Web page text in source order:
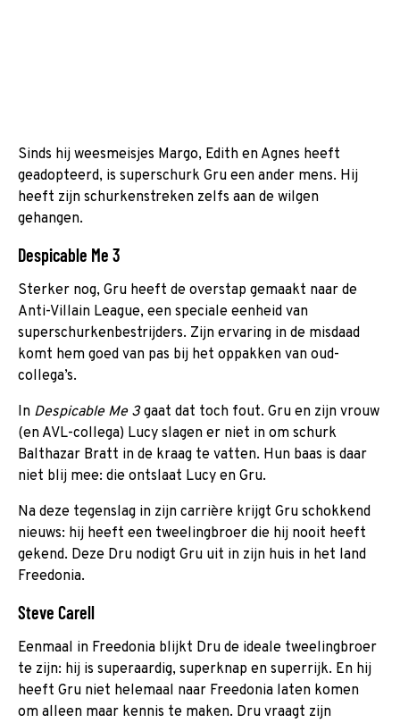
Sinds hij weesmeisjes Margo, Edith en Agnes heeft
geadopteerd, is superschurk Gru een ander mens. Hij
heeft zijn schurkenstreken zelfs aan de wilgen
gehangen.
Despicable Me 3
Sterker nog, Gru heeft de overstap gemaakt naar de
Anti-Villain League, een speciale eenheid van
superschurkenbestrijders. Zijn ervaring in de misdaad
komt hem goed van pas bij het oppakken van oud-
collega’s.
In Despicable Me 3gaat dat toch fout. Gru en zijn vrouw
(en AVL-collega) Lucy slagen er niet in om schurk
Balthazar Bratt in de kraag te vatten. Hun baas is daar
niet blij mee: die ontslaat Lucy en Gru.
Na deze tegenslag in zijn carrière krijgt Gru schokkend
nieuws: hij heeft een tweelingbroer die hij nooit heeft
gekend. Deze Dru nodigt Gru uit in zijn huis in het land
Freedonia.
Steve Carell
Eenmaal in Freedonia blijkt Dru de ideale tweelingbroer
te zijn: hij is superaardig, superknap en superrijk. En hij
heeft Gru niet helemaal naar Freedonia laten komen
om alleen maar kennis te maken. Dru vraagt zijn